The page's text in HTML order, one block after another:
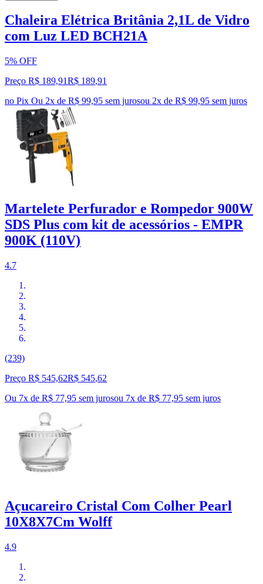
Chaleira Elétrica Britânia 2,1L de Vidro
com Luz LED BCH21A
5% OFF
Preço R$ 189,91R$ 189,91
no Pix Ou 2x de R$ 99,95 sem jurosou 2x de R$ 99,95 sem juros
Martelete Perfurador e Rompedor 900W
SDS Plus com kit de acessórios - EMPR
900K (110V)
4.7
(239)
Preço R$ 545,62R$ 545,62
Ou 7x de R$ 77,95 sem jurosou 7x de R$ 77,95 sem juros
Açucareiro Cristal Com Colher Pearl
10X8X7Cm Wolff
4.9